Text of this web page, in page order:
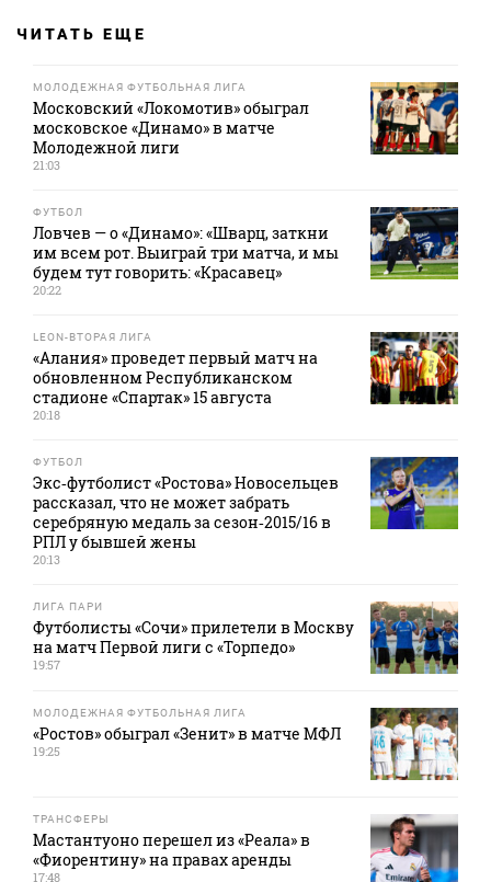
ЧИТАТЬ ЕЩЕ
МОЛОДЕЖНАЯ ФУТБОЛЬНАЯ ЛИГА
Московский «Локомотив» обыграл
московское «Динамо» в матче
Молодежной лиги
21:03
ФУТБОЛ
Ловчев — о «Динамо»: «Шварц, заткни
им всем рот. Выиграй три матча, и мы
будем тут говорить: «Красавец»
20:22
LEON-ВТОРАЯ ЛИГА
«Алания» проведет первый матч на
обновленном Республиканском
стадионе «Спартак» 15 августа
20:18
ФУТБОЛ
Экс‑футболист «Ростова» Новосельцев
рассказал, что не может забрать
серебряную медаль за сезон‑2015/16 в
РПЛ у бывшей жены
20:13
ЛИГА ПАРИ
Футболисты «Сочи» прилетели в Москву
на матч Первой лиги с «Торпедо»
19:57
МОЛОДЕЖНАЯ ФУТБОЛЬНАЯ ЛИГА
«Ростов» обыграл «Зенит» в матче МФЛ
19:25
ТРАНСФЕРЫ
Мастантуоно перешел из «Реала» в
«Фиорентину» на правах аренды
17:48